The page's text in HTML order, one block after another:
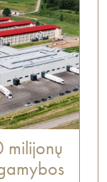
milijonų